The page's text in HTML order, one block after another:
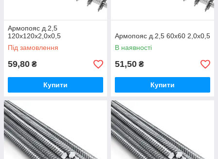
Армопояс д.2,5
120х120х2,0х0,5
Під замовлення
59,80 ₴
Купити
Армопояс д.2,5 60х60 2,0х0,5
В наявності
51,50 ₴
Купити